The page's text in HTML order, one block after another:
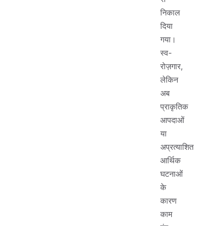
निकाल
दिया
गया।
स्व-
रोज़गार,
लेकिन
अब
प्राकृतिक
आपदाओं
या
अप्रत्याशित
आर्थिक
घटनाओं
के
कारण
काम